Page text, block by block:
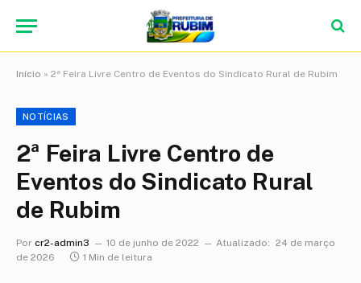
Início » 2ª Feira Livre Centro de Eventos do Sindicato Rural de Rubim
NOTÍCIAS
2ª Feira Livre Centro de
Eventos do Sindicato Rural
de Rubim
Por cr2-admin3 10 de junho de 2022 Atualizado: 24 de março
de 2026
1 Min de leitura